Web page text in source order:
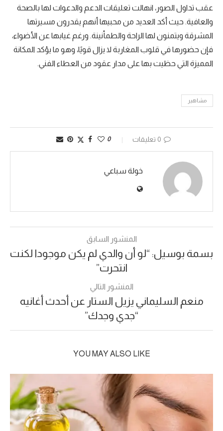
عقب تداول الصور، انهالت تعليقات الدعم والدعوات لها بالصحة
والعافية. حيث أكد العديد من محبيها أنهم يقدرون مسيرتها
المشرقة ويتمنون لها الراحة والطمأنينة. ورغم غيابها عن الأضواء،
فإن حضورها في قلوب المغاربة لا يزال قويًا، وهو ما يؤكد المكانة
المميزة التي حظيت بها على مدار عقود من العطاء الفني.
مشاهير
0 تعليقات 0
خولة سباعي
المنشور السابق
بسمة بوسيل: “لو أن والدي لم يكن موجودا لكنت
انتحرت”
المنشور التالي
منعم السليماني يزيل الستار عن أحدث أغانيه
“جدي وجدك”
YOU MAY ALSO LIKE